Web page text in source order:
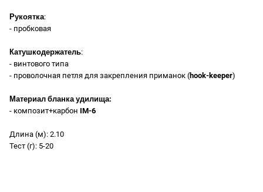
Рукоятка:
- пробковая
Катушкодержатель:
- винтового типа
- проволочная петля для закрепления приманок (hook-keeper)
Материал бланка удилища:
- композит+карбон IM-6
Длина (м): 2.10
Тест (г): 5-20